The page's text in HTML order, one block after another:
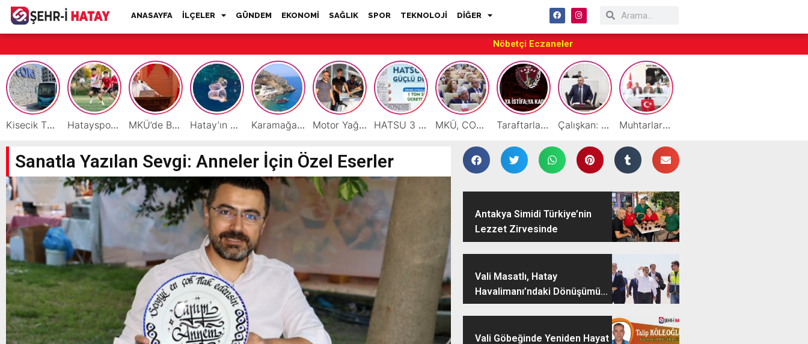
ANASAYFA İLÇELER GÜNDEM EKONOMİ SAĞLIK SPOR TEKNOLOJİ DİĞER
Nöbetçi Eczaneler
Kisecik TOKİ’lere Toplu Ulaşım Hizmeti Başladı Hatayspor’daki büyük kriz gençler için büyük bir fırsat MKÜ’de BAP ve TÜBİTAK 1001 Projeleri Masaya Yatırıldı Hatay’ın Deniz ve Sahillerini Kirleten Tesislere Ceza Yağdı! Karamağara Koyu Doğu Akdeniz’in Turizm Yıldızı Oluyor Motor Yağı ve Aküde Güvenilir Hizmet Antakya’da Başladı HATSU 3 İlçede Ağustos Ayı Faturalarında Bir Ton Suyu Ücretsiz Tanımladı MKÜ, COP31 Hazırlık Sürecinde Bilim Diplomasisine Katkı Sunacak Taraftarlar Sessizlik değil ÇÖZÜM istiyor Çalışkan: “Gazze Elden Gidiyor, Garantörler Daha Ne Bekliyor?” Muhtarlardan HATSO’ya Ziyaret
Sanatla Yazılan Sevgi: Anneler İçin Özel Eserler
Antakya Simidi Türkiye’nin
Lezzet Zirvesinde
Vali Masatlı, Hatay
Havalimanı’ndaki Dönüşümü...
Vali Göbeğinde Yeniden Hayat